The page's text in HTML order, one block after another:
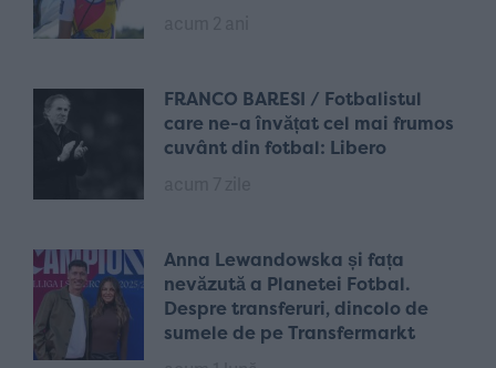
FRANCO BARESI / Fotbalistul
care ne-a învățat cel mai frumos
cuvânt din fotbal: Libero
Anna Lewandowska și fața
nevăzută a Planetei Fotbal.
Despre transferuri, dincolo de
sumele de pe Transfermarkt